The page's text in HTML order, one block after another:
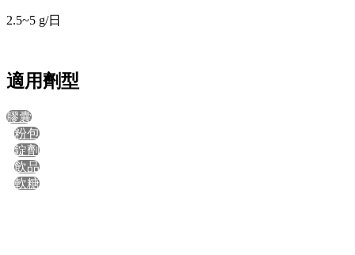
2.5~5 g/日
適用劑型
膠囊
粉包
錠劑
飲品
軟糖